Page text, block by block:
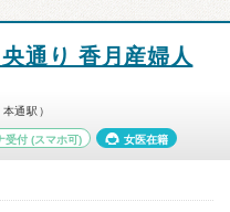
通り 香月産婦人
通駅）
受付 (スマホ可) 女医在籍